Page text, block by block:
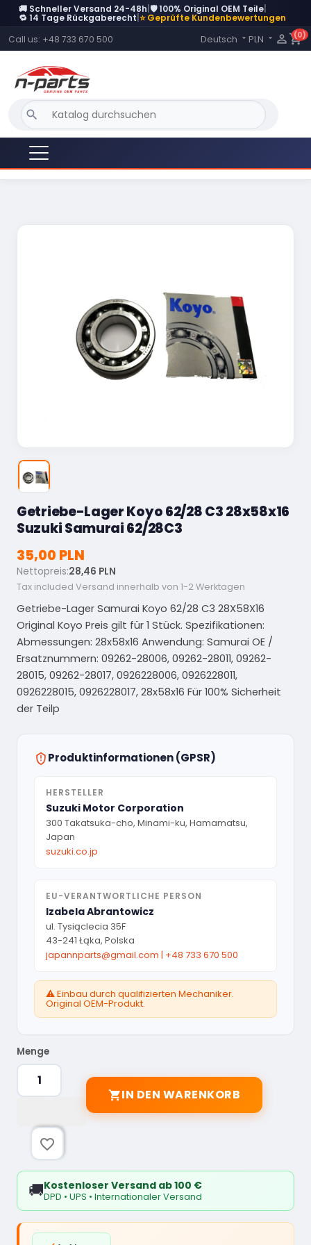
🚚 Schneller Versand 24-48h 🛡️ 100% Original OEM Teile
🔁 14 Tage Rückgaberecht ⭐ Geprüfte Kundenbewertungen
Call us: +48 733 670 500 Language:
Deutsch  PLN   shopping_cart
(0)
search
Getriebe-Lager Koyo 62/28 C3 28x58x16
Suzuki Samurai 62/28C3
35,00 PLN
Nettopreis:28,46 PLN
Tax included Versand innerhalb von 1-2 Werktagen
Getriebe-Lager Samurai Koyo 62/28 C3 28X58X16
Original Koyo Preis gilt für 1 Stück. Spezifikationen:
Abmessungen: 28x58x16 Anwendung: Samurai OE /
Ersatznummern: 09262-28006, 09262-28011, 09262-
28015, 09262-28017, 0926228006, 0926228011,
0926228015, 0926228017, 28x58x16 Für 100% Sicherheit
der Teilp
Produktinformationen (GPSR)
HERSTELLER
Suzuki Motor Corporation
300 Takatsuka-cho, Minami-ku, Hamamatsu,
Japan
suzuki.co.jp
EU-VERANTWORTLICHE PERSON
Izabela Abrantowicz
ul. Tysiąclecia 35F
43-241 Łąka, Polska
japannparts@gmail.com | +48 733 670 500
⚠️ Einbau durch qualifizierten Mechaniker.
Original OEM-Produkt.
Menge
IN DEN WARENKORB
favorite_border
🚚Kostenloser Versand ab 100 €
DPD • UPS • Internationaler Versand